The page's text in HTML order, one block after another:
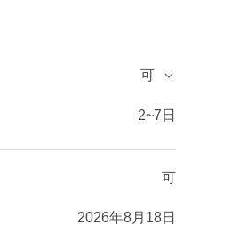
可
2~7日
可
2026年8月18日